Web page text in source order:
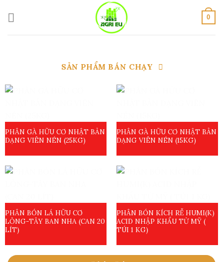
0
SẢN PHẨM BÁN CHẠY
PHÂN GÀ HỮU CƠ NHẬT BẢN
DẠNG VIÊN NÉN (25KG)
PHÂN GÀ HỮU CƠ NHẬT BẢN
DẠNG VIÊN NÉN (15KG)
PHÂN BÓN LÁ HỮU CƠ
LỎNG-TÂY BAN NHA (CAN 20
LÍT)
PHÂN BÓN KÍCH RỄ HUMI(K)
ACID NHẬP KHẨU TỪ MỸ (
TÚI 1 KG)